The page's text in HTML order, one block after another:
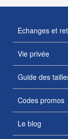
Echanges et
Vie privée
Guide des
Codes promos
Le blog